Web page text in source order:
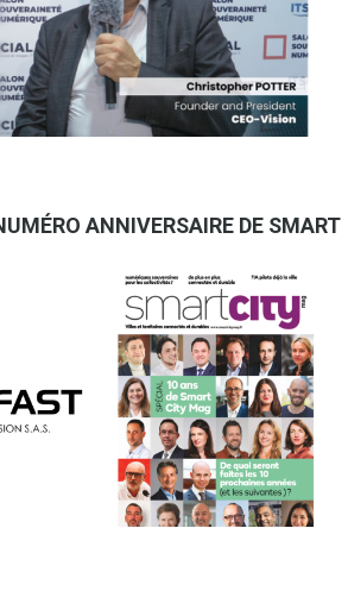
ANNIVERSAIRE DE SMART